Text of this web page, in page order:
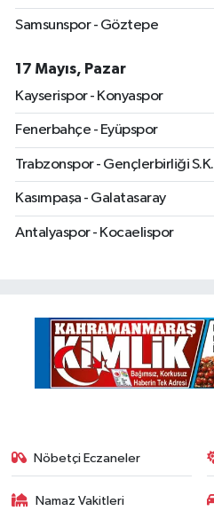
Samsunspor - Göztepe
17 Mayıs, Pazar
Kayserispor - Konyaspor
Fenerbahçe - Eyüpspor
Trabzonspor - Gençlerbirliği S.K.
Kasımpaşa - Galatasaray
Antalyaspor - Kocaelispor
Nöbetçi Eczaneler
Namaz Vakitleri